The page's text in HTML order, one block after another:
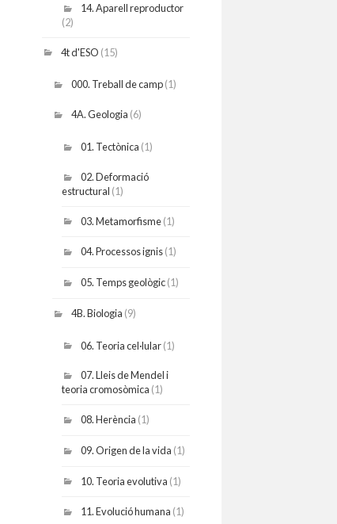
14. Aparell reproductor
(2)
4t d'ESO (15)
000. Treball de camp(1)
4A. Geologia (6)
01. Tectònica (1)
02. Deformació
estructural (1)
03. Metamorfisme(1)
04. Processos ignis(1)
05. Temps geològic(1)
4B. Biologia (9)
06. Teoria cel·lular(1)
07. Lleis de Mendel i
teoria cromosòmica (1)
08. Herència (1)
09. Origen de la vida (1)
10. Teoria evolutiva (1)
11. Evolució humana (1)